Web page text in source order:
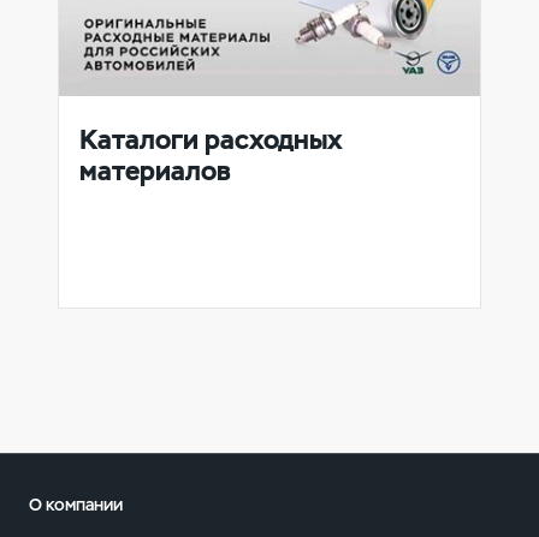
Каталоги расходных
материалов
О компании